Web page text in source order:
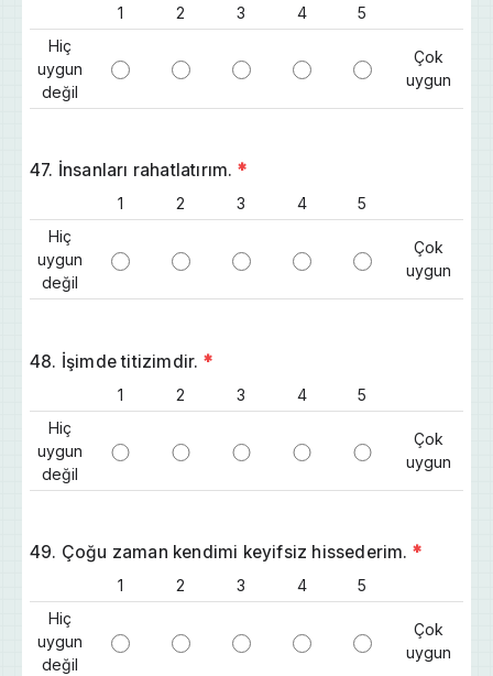
1 2 3 4
5
Hiç
uygun
değil
Çok
uygun
47. İnsanları rahatlatırım. *
1 2 3 4
5
Hiç
uygun
değil
Çok
uygun
48. İşimde titizimdir. *
1 2 3 4
5
Hiç
uygun
değil
Çok
uygun
49. Çoğu zaman kendimi keyifsiz hissederim. *
1 2 3 4
5
Hiç
uygun
değil
Çok
uygun